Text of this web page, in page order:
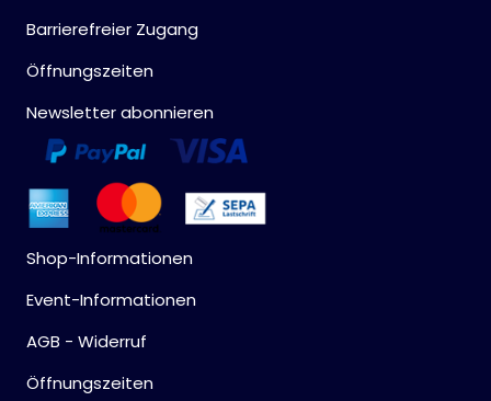
Barrierefreier Zugang
Öffnungszeiten
Newsletter abonnieren
Shop-Informationen
Event-Informationen
AGB - Widerruf
Öffnungszeiten